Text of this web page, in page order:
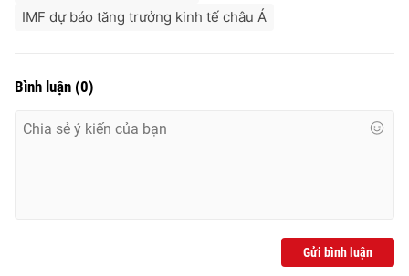
IMF dự báo tăng trưởng kinh tế châu Á
Bình luận (0)
Gửi bình luận